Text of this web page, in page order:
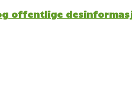
og offentlige